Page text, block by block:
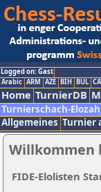
Logged on: Gast
Arabic ARM AZE BIH BUL
Home TurnierDB
Turnierschach-
Allgemeines Turnier
Willkommen
FIDE-Elolisten